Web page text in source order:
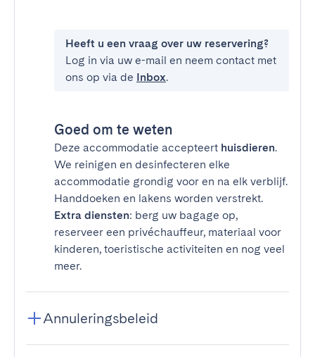
Heeft u een vraag over uw reservering?
Log in via uw e-mail en neem contact met
ons op via de Inbox.
Goed om te weten
Deze accommodatie accepteert huisdieren.
We reinigen en desinfecteren elke
accommodatie grondig voor en na elk verblijf.
Handdoeken en lakens worden verstrekt.
Extra diensten: berg uw bagage op,
reserveer een privéchauffeur, materiaal voor
kinderen, toeristische activiteiten en nog veel
meer.
Annuleringsbeleid